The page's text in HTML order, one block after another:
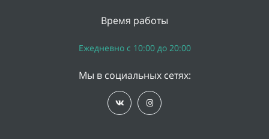
Время работы
Ежедневно с 10:00 до 20:00
Мы в социальных сетях: